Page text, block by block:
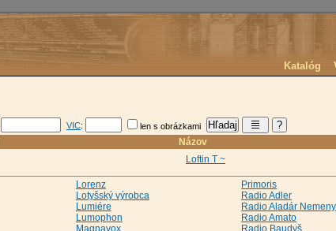
Katalóg
VIC: len s obrázkami
Názov
Loftin T ~
Lorenz
Lotyšský výrobca
Lumiére
Lumophon
Magnavox
Primoris
Radio Adler
Radio Aladár
Radio Amato
Radio Baudyš